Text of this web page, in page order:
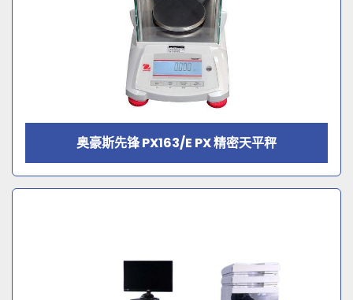
奥豪斯先锋 PX163/E PX 精密天平秤